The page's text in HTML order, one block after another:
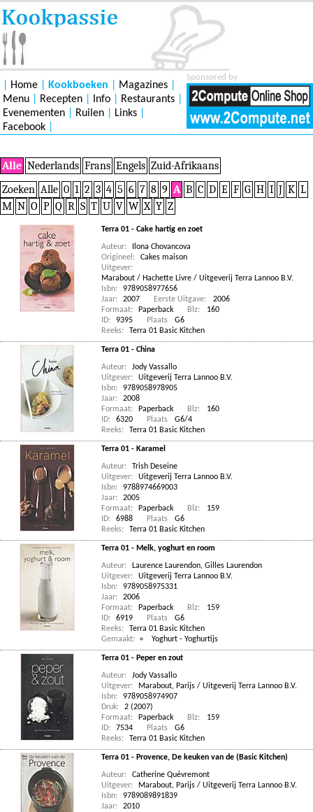
Sponsored by
Home Kookboeken Magazines
Menu
Recepten Info Restaurants
Evenementen
Ruilen Links
Facebook
Alle Nederlands Frans Engels Zuid-Afrikaans
Zoeken Alle 0 1 2 3 4 5 6 7 8 9 A B C D E F G H I J K L
M N O P Q R S T U V W X Y Z
Terra 01 - Cake hartig en zoet
Auteur:
Ilona Chovancova
Origineel:
Cakes maison
Uitgever:
Marabout / Hachette Livre / Uitgeverij Terra Lannoo B.V.
Isbn:
9789058977656
Jaar:
2007 Eerste Uitgave:
2006
Formaat:
Paperback Blz:
160
ID:
9395 Plaats
G6
Reeks:
Terra 01 Basic Kitchen
Terra 01 - China
Auteur:
Jody Vassallo
Uitgever:
Uitgeverij Terra Lannoo B.V.
Isbn:
9789058978905
Jaar:
2008
Formaat:
Paperback Blz:
160
ID:
6320 Plaats
G6/4
Reeks:
Terra 01 Basic Kitchen
Terra 01 - Karamel
Auteur:
Trish Deseine
Uitgever:
Uitgeverij Terra Lannoo B.V.
Isbn:
9788974669003
Jaar:
2005
Formaat:
Paperback Blz:
159
ID:
6988 Plaats
G6
Reeks:
Terra 01 Basic Kitchen
Terra 01 - Melk, yoghurt en room
Auteur: Laurence Laurendon, Gilles Laurendon
Uitgever:
Uitgeverij Terra Lannoo B.V.
Isbn:
9789058975331
Jaar:
2006
Formaat:
Paperback Blz:
159
ID:
6919 Plaats
G6
Reeks:
Terra 01 Basic Kitchen
Gemaakt:
Yoghurt - Yoghurtijs
Terra 01 - Peper en zout
Auteur:
Jody Vassallo
Uitgever:
Marabout, Parijs / Uitgeverij Terra Lannoo B.V.
Isbn:
9789058974907
Druk:
2 (2007)
Formaat:
Paperback Blz:
159
ID:
7534 Plaats
G6
Reeks:
Terra 01 Basic Kitchen
Terra 01 - Provence, De keuken van de (Basic Kitchen)
Auteur:
Catherine Quévremont
Uitgever:
Marabout, Parijs / Uitgeverij Terra Lannoo B.V.
Isbn:
9789089891839
Jaar:
2010